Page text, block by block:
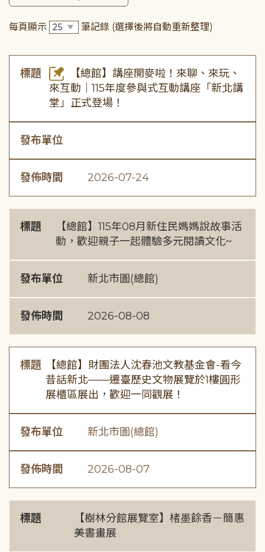
每頁顯示 筆記錄 (選擇後將自動重新整理)
標題
【總館】講座開麥啦！來聊、來玩、
來互動｜115年度參與式互動講座「新北講
堂」正式登場！
發布單位
發佈時間 2026-07-24
標題
【總館】115年08月新住民媽媽說故事活
動，歡迎親子一起體驗多元閱讀文化~
發布單位 新北市圖(總館)
發佈時間 2026-08-08
標題
【總館】財團法人沈春池文教基金會-看今
昔話新北——遷臺歷史文物展覽於1樓圓形
展櫃區展出，歡迎一同觀展！
發布單位 新北市圖(總館)
發佈時間 2026-08-07
標題
【樹林分館展覽室】楮墨餘香－簡惠
美書畫展